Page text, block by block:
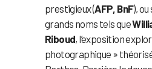
prestigieux (AFP, BnF),
grands noms tels que
Riboud, l’exposition
photographique »